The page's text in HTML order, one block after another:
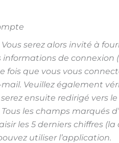
serez alors invité à
de connexion
que vous vous
Veuillez également
ensuite redirigé vers le
les champs marqués
les 5 derniers chiffres
utiliser l’application.